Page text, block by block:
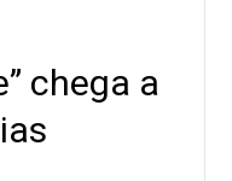
chega a